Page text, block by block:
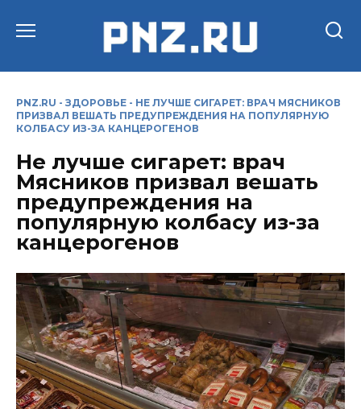
PNZ.RU - ЗДОРОВЬЕ - НЕ ЛУЧШЕ СИГАРЕТ: ВРАЧ МЯСНИКОВ
ПРИЗВАЛ ВЕШАТЬ ПРЕДУПРЕЖДЕНИЯ НА ПОПУЛЯРНУЮ
КОЛБАСУ ИЗ-ЗА КАНЦЕРОГЕНОВ
Не лучше сигарет: врач
Мясников призвал вешать
предупреждения на
популярную колбасу из-за
канцерогенов